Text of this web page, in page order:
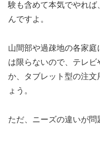
験も含めて本気でやれば
んですよ。
山間部や過疎地の各家
は限らないので、テレ
か、タブレット型の注文
ょう。
ただ、ニーズの違いが問